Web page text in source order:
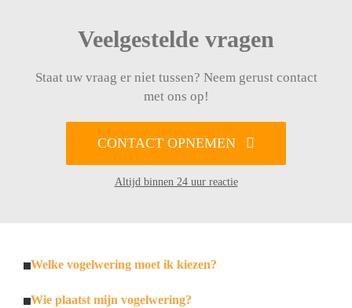
Veelgestelde vragen
Staat uw vraag er niet tussen? Neem gerust contact
met ons op!
CONTACT OPNEMEN
Altijd binnen 24 uur reactie
Welke vogelwering moet ik kiezen?
Wie plaatst mijn vogelwering?